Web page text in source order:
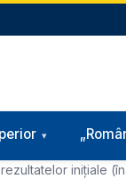
inițiale